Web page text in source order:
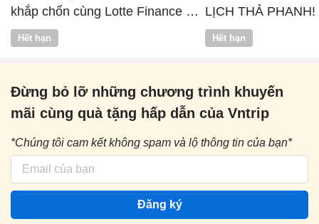
khắp chốn cùng Lotte Finance x
Vntrip
Hết hạn
LỊCH THẢ PHANH!
Hết hạn
Đừng bỏ lỡ những chương trình khuyến
mãi cùng quà tặng hấp dẫn của Vntrip
*Chúng tôi cam kết không spam và lộ thông tin của bạn*
Đăng ký